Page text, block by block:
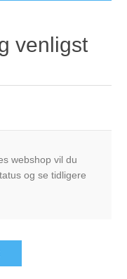
venligst
webshop vil du
og se tidligere